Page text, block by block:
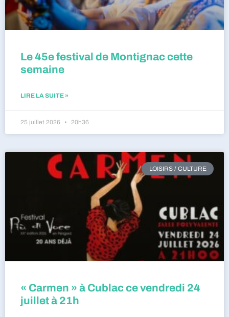
Le 45e festival de Montignac cette
semaine
LIRE LA SUITE »
25 juillet 2026 20h36
LOISIRS / CULTURE
« Carmen » à Cublac ce vendredi 24
juillet à 21h